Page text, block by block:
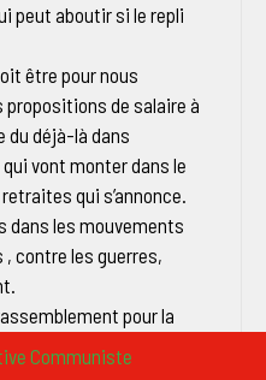
Communiste
peut aboutir si le repli
être pour nous
propositions de salaire à
du déjà-là dans
vont monter dans le
qui s’annonce.
dans les mouvements
contre les guerres,
pour la
Abdallah que cette
et en particulier la